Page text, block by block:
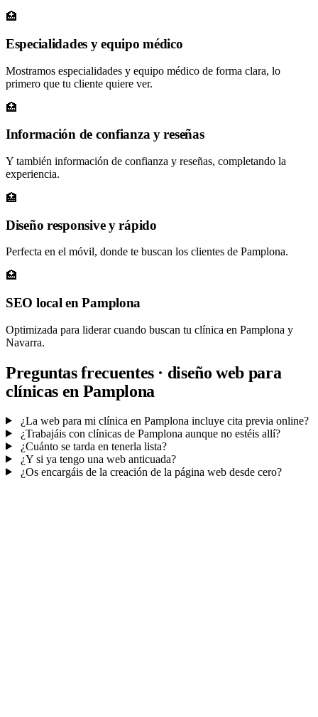
🏥
Especialidades y equipo médico
Mostramos especialidades y equipo médico de forma clara, lo
primero que tu cliente quiere ver.
🏥
Información de confianza y reseñas
Y también información de confianza y reseñas, completando la
experiencia.
🏥
Diseño responsive y rápido
Perfecta en el móvil, donde te buscan los clientes de Pamplona.
🏥
SEO local en Pamplona
Optimizada para liderar cuando buscan tu clínica en Pamplona y
Navarra.
Preguntas frecuentes · diseño web para
clínicas en Pamplona
¿La web para mi clínica en Pamplona incluye cita previa online?
¿Trabajáis con clínicas de Pamplona aunque no estéis allí?
¿Cuánto se tarda en tenerla lista?
¿Y si ya tengo una web anticuada?
¿Os encargáis de la creación de la página web desde cero?